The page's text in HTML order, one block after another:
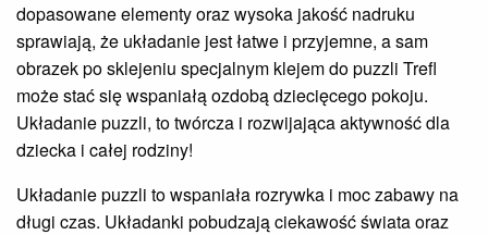
dopasowane elementy oraz wysoka jakość nadruku
sprawiają, że układanie jest łatwe i przyjemne, a sam
obrazek po sklejeniu specjalnym klejem do puzzli Trefl
może stać się wspaniałą ozdobą dziecięcego pokoju.
Układanie puzzli, to twórcza i rozwijająca aktywność dla
dziecka i całej rodziny!
Układanie puzzli to wspaniała rozrywka i moc zabawy na
długi czas. Układanki pobudzają ciekawość świata oraz